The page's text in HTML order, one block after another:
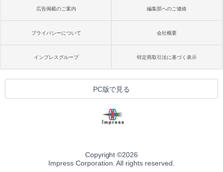
広告掲載のご案内 編集部へのご連絡
プライバシーについて 会社概要
インプレスグループ 特定商取引法に基づく表示
PC版で見る
Copyright ©2026
Impress Corporation. All rights reserved.